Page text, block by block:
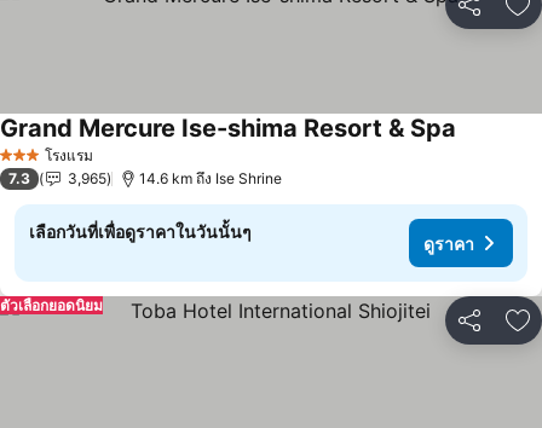
แชร์ เ
3 ดาว โรงแรม
Grand Mercure Ise-shima Resort & Spa
7.3 3,965 14.6 km ถึง Ise Shrine
เลือกวันที่เพื่อดูราคาในวันนั้นๆ
ดูราคา
แชร์ เ
ตัวเลือกยอดนิยม